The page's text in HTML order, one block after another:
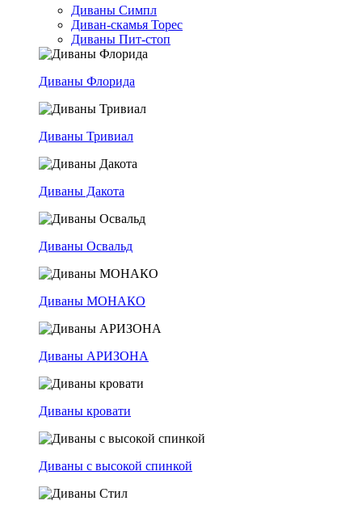
Диваны Симпл
Диван-скамья Торес
Диваны Пит-стоп
Диваны Флорида
Диваны Тривиал
Диваны Дакота
Диваны Освальд
Диваны МОНАКО
Диваны АРИЗОНА
Диваны кровати
Диваны с высокой спинкой